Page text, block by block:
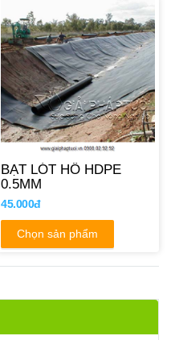
BẠT LÓT HỒ HDPE
0.5MM
45.000đ
Chọn sản phẩm